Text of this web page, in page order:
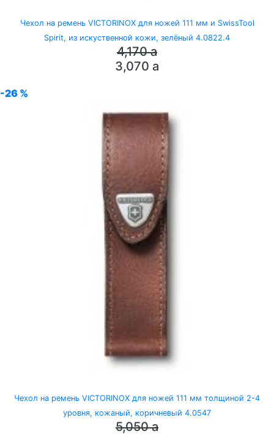
Чехол на ремень VICTORINOX для ножей 111 мм и SwissTool
Spirit, из искуственной кожи, зелёный 4.0822.4
4,170a
3,070 a
-26 %
Чехол на ремень VICTORINOX для ножей 111 мм толщиной 2-4
уровня, кожаный, коричневый 4.0547
5,050a